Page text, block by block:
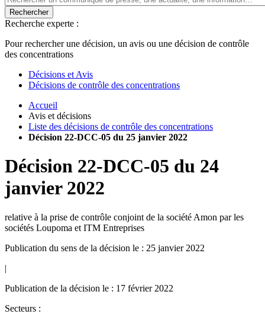
Rechercher
Recherche experte :
Pour rechercher une décision, un avis ou une décision de contrôle
des concentrations
Décisions et Avis
Décisions de contrôle des concentrations
Accueil
Avis et décisions
Liste des décisions de contrôle des concentrations
Décision 22-DCC-05 du 25 janvier 2022
Décision 22-DCC-05 du 24
janvier 2022
relative à la prise de contrôle conjoint de la société Amon par les
sociétés Loupoma et ITM Entreprises
Publication du sens de la décision le : 25 janvier 2022
|
Publication de la décision le : 17 février 2022
Secteurs :